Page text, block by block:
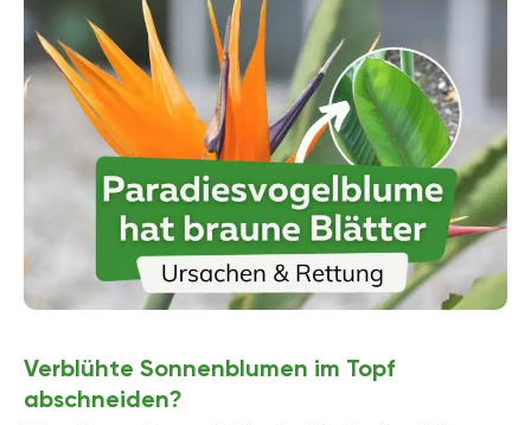
Verblühte Sonnenblumen im Topf
abschneiden?